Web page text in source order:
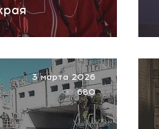
3 марта 2026
680